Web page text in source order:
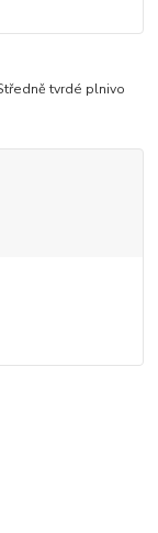
tvrdé plnivo